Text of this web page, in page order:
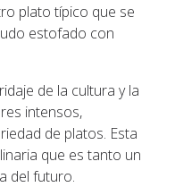
plato típico que se
estofado con
de la cultura y la
intensos,
de platos. Esta
que es tanto un
del futuro.